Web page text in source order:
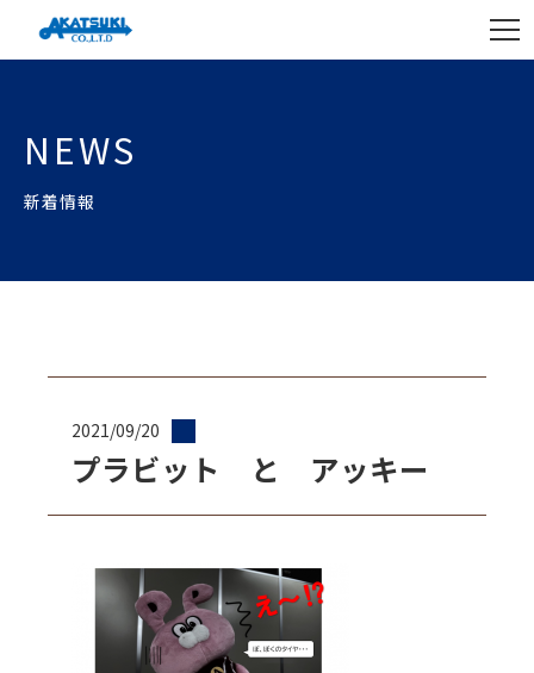
NEWS
新着情報
2021/09/20
プラビット と アッキー